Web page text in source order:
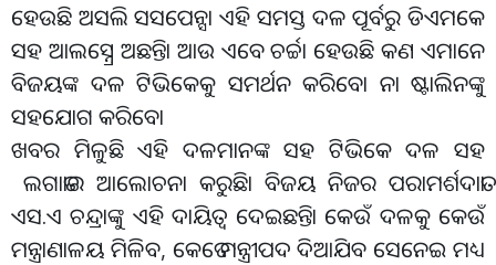
ହେଉଛି ଅସଲି ସସପେନ୍ସା ଏହି ସମସ୍ତ ଦଳ ପୂର୍ବରୁ ଡିଏମକେ
ସହ ଆଲସ୍ନ୍ରେ ଅଛନ୍ତିା ଆଉ ଏବେ ଚର୍ଚ୍ଚା ହେଉଛି କଣ ଏମାନେ
ବିଜୟଙ୍କ ଦଳ ଟିଭିକେକୁ ସମର୍ଥନ କରିବୋ ନା ଷ୍ଟାଲିନଙ୍କୁ
ସହଯୋଗ କରିବୋ
ଖବର ମିଳୁଛି ଏହି ଦଳମାନଙ୍କ ସହ ଟିଭିକେ ଦଳ ସହ
ଲଗାତାର ଆଲୋଚନା କରୁଛିା ବିଜୟ ନିଜର ପରାମର୍ଶଦାତା
ଏସ.ଏ ଚନ୍ଦ୍ରାଙ୍କୁ ଏହି ଦାୟିତ୍ୱ ଦେଇଛନ୍ତିା କେଉଁ ଦଳକୁ କେଉଁ
ମନ୍ତ୍ରାଣାଳୟ ମିଳିବ, କେତେ ମନ୍ତ୍ରୀପଦ ଦିଆଯିବ ସେନେଇ ମଧ୍ୟ